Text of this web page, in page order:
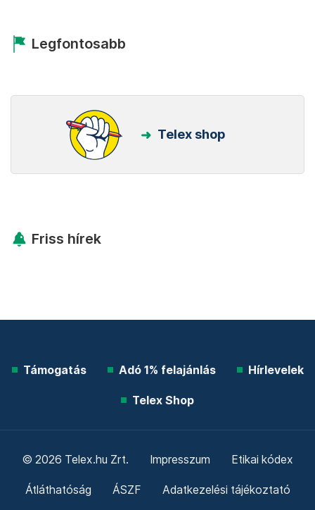
Legfontosabb
Telex shop
Friss hírek
Támogatás Adó 1% felajánlás Hírlevelek
Telex Shop
© 2026 Telex.hu Zrt. Impresszum Etikai kódex
Átláthatóság ÁSZF Adatkezelési tájékoztató